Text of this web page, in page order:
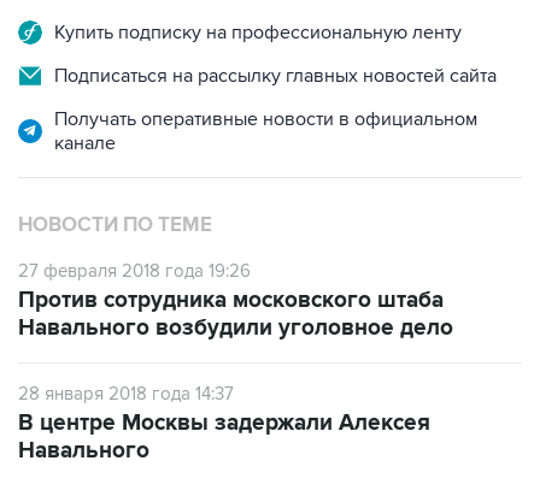
Купить подписку на профессиональную ленту
Подписаться на рассылку главных новостей сайта
Получать оперативные новости в официальном
канале
НОВОСТИ ПО ТЕМЕ
27 февраля 2018 года 19:26
Против сотрудника московского штаба
Навального возбудили уголовное дело
28 января 2018 года 14:37
В центре Москвы задержали Алексея
Навального